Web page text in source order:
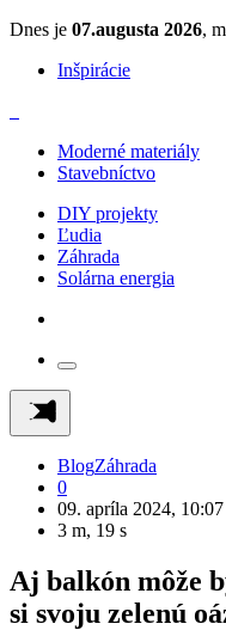
Dnes je 07.augusta 2026,
Inšpirácie
Moderné materiály
Stavebníctvo
DIY projekty
Ľudia
Záhrada
Solárna energia
BlogZáhrada
0
09. apríla 2024, 10:07
3 m, 19 s
Aj balkón môže
si svoju zelenú